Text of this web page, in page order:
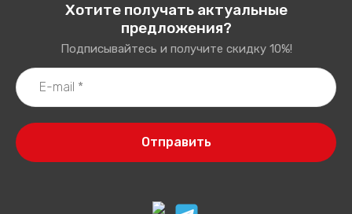
Хотите получать актуальные
предложения?
Подписывайтесь и получите скидку 10%!
Отправить